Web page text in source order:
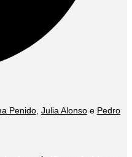
Penido Julia Alonso e Pedro